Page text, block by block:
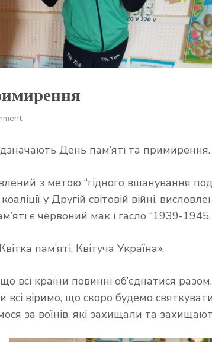
День пам’яті та примирення.
з метою “гідного вшанування
у Другій світовій війні,
є червоний мак і гасло “1939-
пам’яті. Квітуча Україна».
всі країни повинні об’єднатися
віримо, що скоро будемо
за воїнів, які захищали та